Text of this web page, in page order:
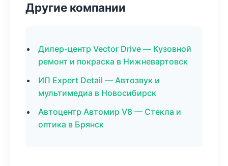
Другие компании
Дилер-центр Vector Drive — Кузовной
ремонт и покраска в Нижневартовск
ИП Expert Detail — Автозвук и
мультимедиа в Новосибирск
Автоцентр Автомир V8 — Стекла и
оптика в Брянск